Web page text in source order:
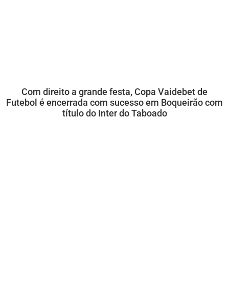
Com direito a grande festa, Copa Vaidebet de
Futebol é encerrada com sucesso em Boqueirão com
título do Inter do Taboado